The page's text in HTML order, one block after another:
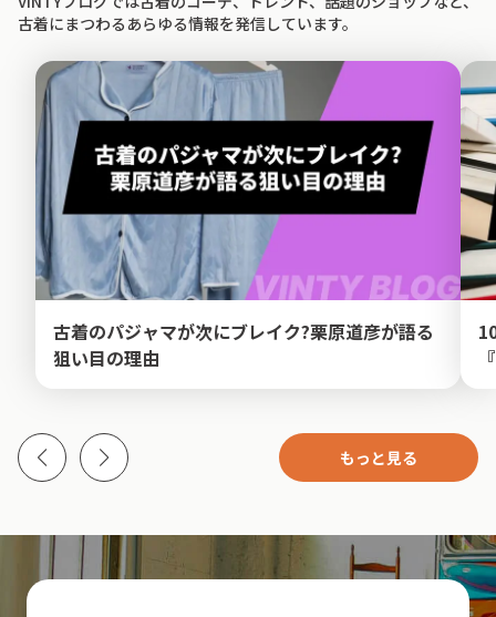
古着にまつわるあらゆる情報を発信しています。
古着のパジャマが次にブレイク?栗原道彦が語る
狙い目の理由
もっと見る